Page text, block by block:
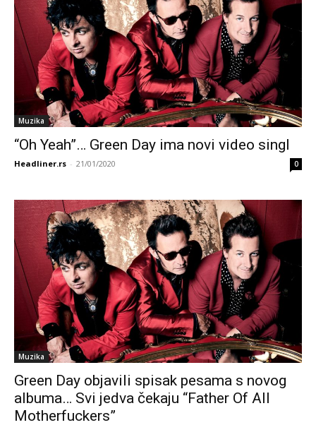
Muzika
“Oh Yeah”… Green Day ima novi video singl
Headliner.rs - 21/01/2020 0
Muzika
Green Day objavili spisak pesama s novog
albuma… Svi jedva čekaju “Father Of All
Motherfuckers”